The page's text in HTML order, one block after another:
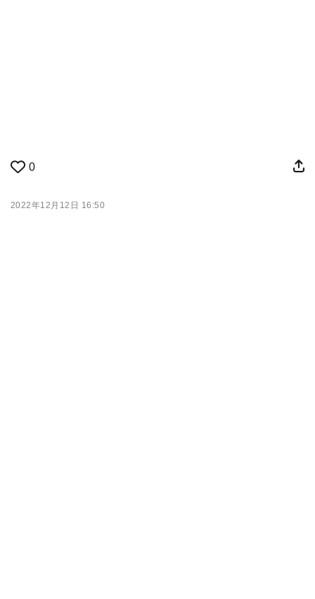
0
2022年12月12日 16:50